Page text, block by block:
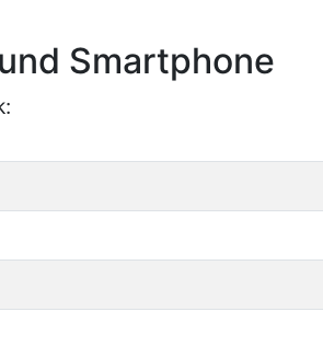
Smartphone